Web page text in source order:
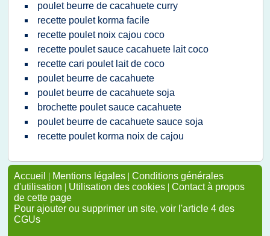
poulet beurre de cacahuete curry
recette poulet korma facile
recette poulet noix cajou coco
recette poulet sauce cacahuete lait coco
recette cari poulet lait de coco
poulet beurre de cacahuete
poulet beurre de cacahuete soja
brochette poulet sauce cacahuete
poulet beurre de cacahuete sauce soja
recette poulet korma noix de cajou
Accueil | Mentions légales | Conditions générales
d'utilisation | Utilisation des cookies | Contact à propos
de cette page
Pour ajouter ou supprimer un site, voir l'article 4 des
CGUs